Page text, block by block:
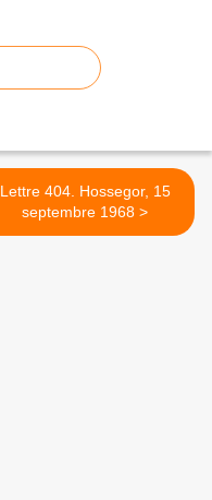
Lettre 404. Hossegor, 15
septembre 1968 >